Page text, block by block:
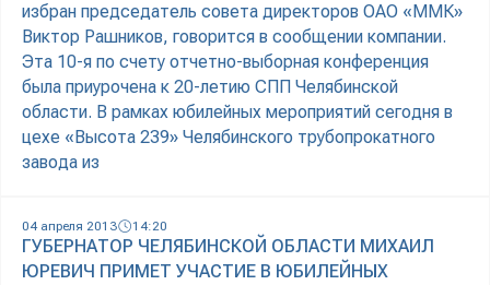
избран председатель совета директоров ОАО «ММК»
Виктор Рашников, говорится в сообщении компании.
Эта 10-я по счету отчетно-выборная конференция
была приурочена к 20-летию СПП Челябинской
области. В рамках юбилейных мероприятий сегодня в
цехе «Высота 239» Челябинского трубопрокатного
завода из
04 апреля 2013 14:20
ГУБЕРНАТОР ЧЕЛЯБИНСКОЙ ОБЛАСТИ МИХАИЛ
ЮРЕВИЧ ПРИМЕТ УЧАСТИЕ В ЮБИЛЕЙНЫХ